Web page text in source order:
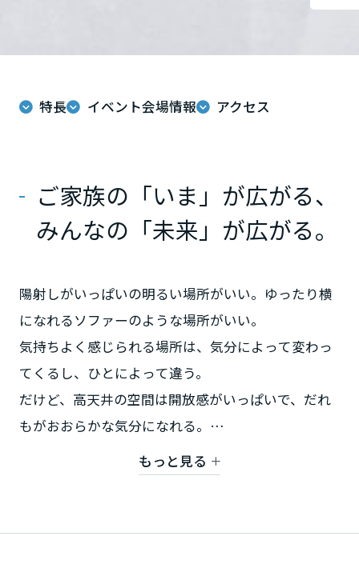
特長 イベント会場情報 アクセス
ご家族の「いま」が広がる、
みんなの「未来」が広がる。
陽射しがいっぱいの明るい場所がいい。ゆったり横
になれるソファーのような場所がいい。
気持ちよく感じられる場所は、気分によって変わっ
てくるし、ひとによって違う。
だけど、高天井の空間は開放感がいっぱいで、だれ
もがおおらかな気分になれる。
だから天井高約3ｍのリビングと天井高約2.7ｍのダ
イニング・キッチンという、
もっと見る
甲信越・北陸
富山県
新潟県
山梨県
長野県
お願い致します。
担当者：徳永 浩晃
来場予約する